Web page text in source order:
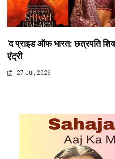
'द प्राइड ऑफ भारत: छत्रपति
एंट्री
27 Jul, 2026